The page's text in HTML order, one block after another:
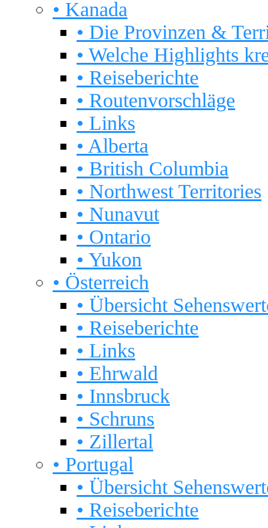
• Kanada
• Die Provinzen &
• Welche Highlights
• Reiseberichte
• Routenvorschläge
• Links
• Alberta
• British Columbia
• Northwest Territories
• Nunavut
• Ontario
• Yukon
• Österreich
• Übersicht
• Reiseberichte
• Links
• Ehrwald
• Innsbruck
• Schruns
• Zillertal
• Portugal
• Übersicht
• Reiseberichte